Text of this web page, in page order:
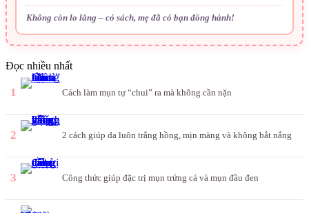
Không còn lo lắng – có sách, mẹ đã có bạn đồng hành!
Đọc nhiều nhất
1 Cách làm mụn tự “chui” ra mà không cần nặn
2 2 cách giúp da luôn trắng hồng, mịn màng và không bắt nắng
3 Công thức giúp đặc trị mụn trứng cá và mụn đầu đen